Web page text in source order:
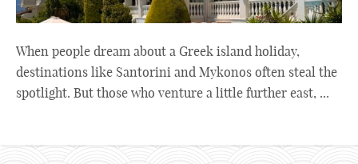
When people dream about a Greek island holiday,
destinations like Santorini and Mykonos often steal the
spotlight. But those who venture a little further east, ...